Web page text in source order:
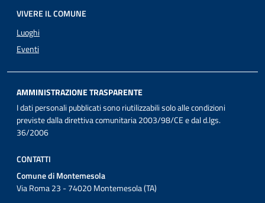
VIVERE IL COMUNE
Luoghi
Eventi
AMMINISTRAZIONE TRASPARENTE
I dati personali pubblicati sono riutilizzabili solo alle condizioni
previste dalla direttiva comunitaria 2003/98/CE e dal d.lgs.
36/2006
CONTATTI
Comune di Montemesola
Via Roma 23 - 74020 Montemesola (TA)